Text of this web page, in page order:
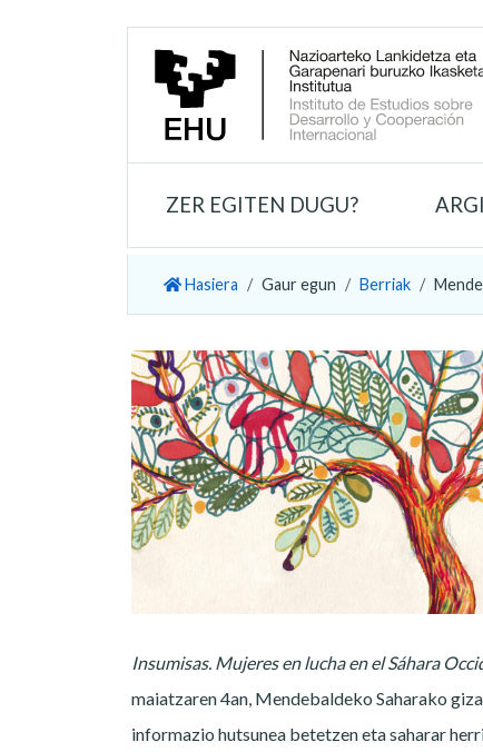
ZER EGITEN DUGU?
Hasiera Gaur egun Berriak
Insumisas. Mujeres en lucha en el Sáhara
maiatzaren 4an, Mendebaldeko Saharako
informazio hutsunea betetzen eta saharar